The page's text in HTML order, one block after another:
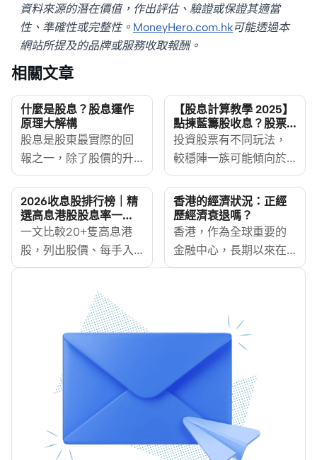
資料來源的潛在價值，作出評估、驗證或保證其適當
性、準確性或完整性。 MoneyHero.com.hk可能透過本
網站所提及的品牌或服務收取報酬。
相關文章
什麼是股息？股息運作
原理大解構
股息是股東最實際的回
報之一，除了股價的升
值潛力外，亦為投資者
提供穩定的收入來源。
尤其對於尋求穩定收益
資產的投資者而言，了
解股息的運作方式，對
於建立一個均衡的投資
【股息計算教學 2025】
點揀藍籌股收息？股票
投資食息必讀
投資股票有不同玩法，
較穩陣一族可能傾向於
買藍籌收息股，貪其
「進可攻、退可守」，
甚至有機會「財息兼
收」，賺價又賺息。但
是，股息計算方法是甚
麼？邊隻藍籌股最高
息？就等MoneyHero
[https://
同你逐一講解藍籌股的
特點及投資策略。
2026收息股排行榜｜精
選高息港股股息率一
覽，最高逾7厘
一文比較20+隻高息港
股，列出股價、每手入
場費及股息率，附藍籌
股法則，助你部署收息
香港的經濟狀況：正經
歷經濟衰退嗎？
香港，作為全球重要的
金融中心，長期以來在
亞洲及世界經濟中占據
經濟不確定性及內外多
重因素的影響，香港的
經濟發展面臨前所未有
的挑戰。根據香港特區
政府的數據，儘管香港
經濟依然保持一定的增
長，但其增速顯著放
緩，尤其是在全球疫情